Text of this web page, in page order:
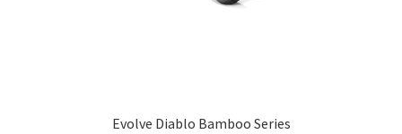
Evolve Diablo Bamboo Series